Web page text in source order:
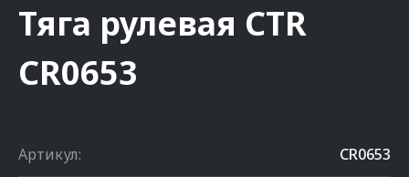
Тяга рулевая CTR
CR0653
Артикул:
CR0653